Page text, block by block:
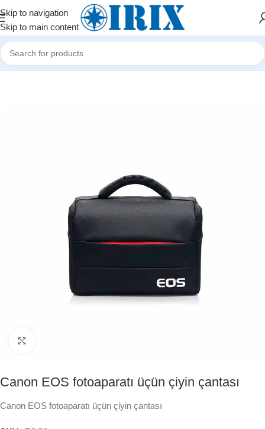
Skip to navigation
Skip to main content
Home/Shop/Elektronika avadanlıqları/Fotoaparatlar
Canon EOS fotoaparatı üçün çiyin çantası
Canon EOS fotoaparatı üçün çiyin çantası